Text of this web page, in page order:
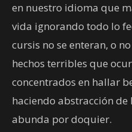
en nuestro idioma que
vida ignorando todo lo
cursis no se enteran, o
hechos terribles que
concentrados en hallar
haciendo abstracción
abunda por doquier.